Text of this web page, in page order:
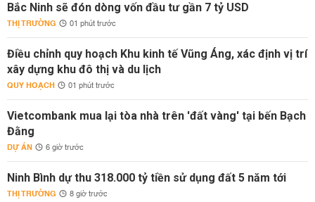
Bắc Ninh sẽ đón dòng vốn đầu tư gần 7 tỷ USD
THỊ TRƯỜNG 01 phút trước
Điều chỉnh quy hoạch Khu kinh tế Vũng Áng, xác định vị trí
xây dựng khu đô thị và du lịch
QUY HOẠCH 01 phút trước
Vietcombank mua lại tòa nhà trên 'đất vàng' tại bến Bạch
Đằng
DỰ ÁN 6 giờ trước
Ninh Bình dự thu 318.000 tỷ tiền sử dụng đất 5 năm tới
THỊ TRƯỜNG 8 giờ trước